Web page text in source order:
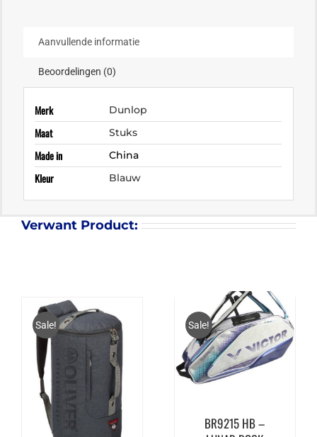
Aanvullende informatie
Beoordelingen (0)
Merk Dunlop
Maat Stuks
Made in China
Kleur Blauw
Verwant Product:
Sale! Sale!
BR9215 HB –